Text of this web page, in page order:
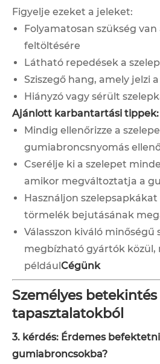
Figyelje ezeket a jeleket:
Folyamatosan szükség van
feltöltésére
Látható repedések a
Sziszegő hang, amely jelzi
Hiányzó vagy sérült
Ajánlott karbantartási tippek:
Mindig ellenőrizze a
gumiabroncsnyomás
Cserélje ki a szelepet
amikor megváltoztatja a
Használjon szelepsapkákat
törmelék bejutásának
Válasszon kiváló minőségű
megbízható gyártók közül,
példáulCégünk
Személyes betekintés
tapasztalatokból
3. kérdés: Érdemes
gumiabroncsokba?